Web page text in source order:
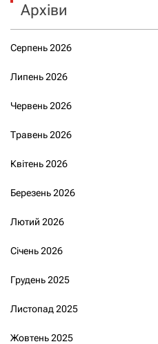
Архіви
Серпень 2026
Липень 2026
Червень 2026
Травень 2026
Квітень 2026
Березень 2026
Лютий 2026
Січень 2026
Грудень 2025
Листопад 2025
Жовтень 2025